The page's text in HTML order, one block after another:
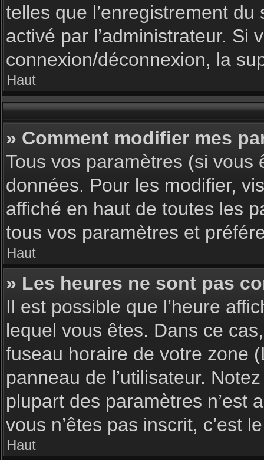
telles que l’enregistrement
activé par l’administrateur. Si
connexion/déconnexion, la
Haut
» Comment modifier mes
Tous vos paramètres (si
données. Pour les modifier,
affiché en haut de toutes les
tous vos paramètres et
Haut
» Les heures ne sont pas
Il est possible que l’heure
lequel vous êtes. Dans ce
fuseau horaire de votre zone
panneau de l’utilisateur.
plupart des paramètres n’est
vous n’êtes pas inscrit, c’est
Haut